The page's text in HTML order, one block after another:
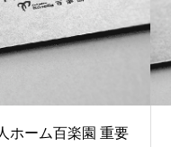
ホーム百楽園 重要